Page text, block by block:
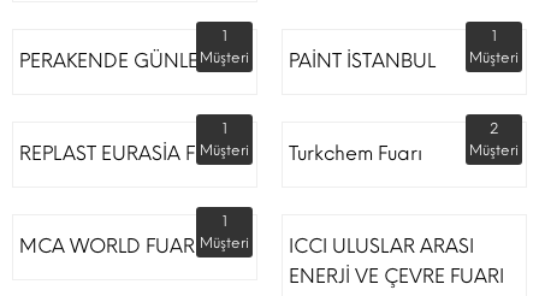
PERAKENDE GÜNLERİ
1
Müşteri
PAİNT İSTANBUL
1
Müşteri
REPLAST EURASİA FUARI
1
Müşteri
Turkchem Fuarı
2
Müşteri
MCA WORLD FUARI
1
Müşteri
ICCI ULUSLAR ARASI
ENERJİ VE ÇEVRE FUARI